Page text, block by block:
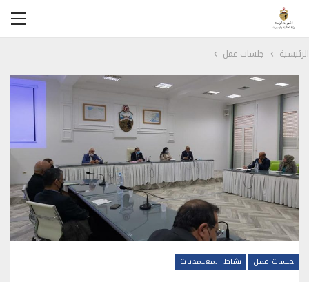
الرئيسية جلسات عمل
جلسات عمل نشاط المعتمديات